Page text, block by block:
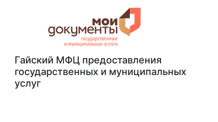
Гайский МФЦ предоставления
государственных и муниципальных
услуг